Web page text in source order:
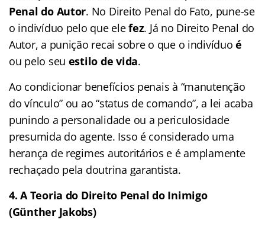
Penal do Autor. No Direito Penal do Fato, pune-se
o indivíduo pelo que elefez. Já no Direito Penal do
Autor, a punição recai sobre o que o indivíduoé
ou pelo seu estilo de vida.
Ao condicionar benefícios penais à “manutenção
do vínculo” ou ao “status de comando”, a lei acaba
punindo a personalidade ou a periculosidade
presumida do agente. Isso é considerado uma
herança de regimes autoritários e é amplamente
rechaçado pela doutrina garantista.
4. A Teoria do Direito Penal do Inimigo
(Günther Jakobs)